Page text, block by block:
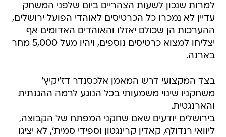
למרות שנכון לשעות הצהריים ביום שלפני המשחק
עדיין לא נמכרו כל הכרטיסים לאוהדי הפועל ירושלים,
ההערכות הן שכולם יאזלו והאוהדים האדומים אף
יצליחו למצוא כרטיסים נוספים, ויהיו מעל 5,000 מחר
בארנה.
בצד המקצועי דרש המאמן אלכסנדר דז'יקיץ'
משחקניו שינוי משמעותי בכל הנוגע לרמה ההגנתית
והארנגטית.
בירושלים יודעים שאם שחקני המפתח של הקבוצה,
ליוואי רנדולף, קאדין קרינגטון וספידי סמית', לא יציגו